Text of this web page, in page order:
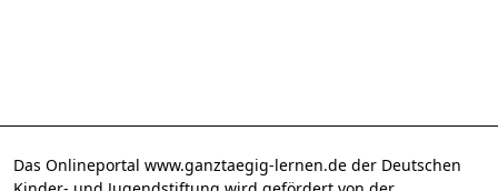
Das Onlineportal www.ganztaegig-lernen.de der Deutschen